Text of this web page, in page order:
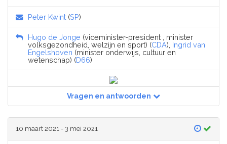
Peter Kwint (SP)
Hugo de Jonge (viceminister-president , minister
volksgezondheid, welzijn en sport) (CDA), Ingrid van
Engelshoven (minister onderwijs, cultuur en
wetenschap) (D66)
Vragen en antwoorden
10 maart 2021 - 3 mei 2021